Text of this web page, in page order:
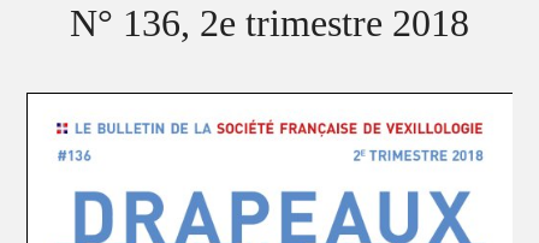
N° 136, 2e trimestre 2018